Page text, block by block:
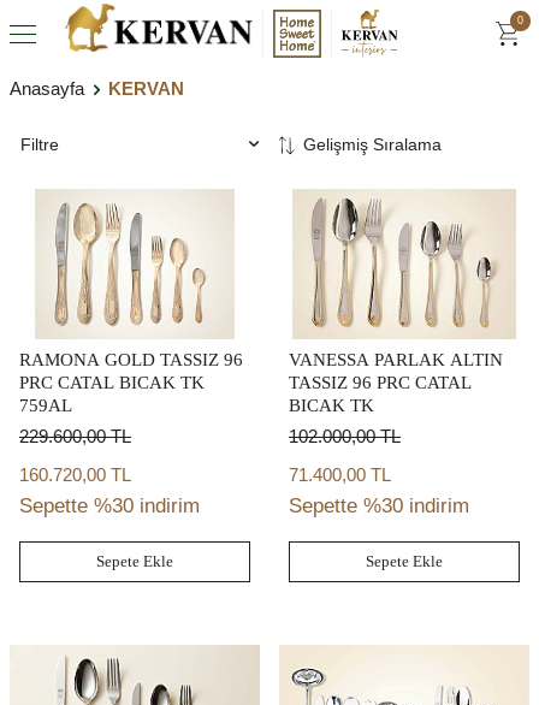
0
Anasayfa KERVAN
Filtre
RAMONA GOLD TASSIZ 96
PRC CATAL BICAK TK
759AL
229.600,00TL
160.720,00 TL
Sepette %30 indirim
Sepete Ekle
VANESSA PARLAK ALTIN
TASSIZ 96 PRC CATAL
BICAK TK
102.000,00TL
71.400,00 TL
Sepette %30 indirim
Sepete Ekle